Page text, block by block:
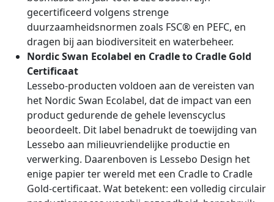
gecertificeerd volgens strenge
duurzaamheidsnormen zoals FSC® en PEFC, en
dragen bij aan biodiversiteit en waterbeheer.
Nordic Swan Ecolabel en Cradle to Cradle Gold
Certificaat
Lessebo-producten voldoen aan de vereisten van
het Nordic Swan Ecolabel, dat de impact van een
product gedurende de gehele levenscyclus
beoordeelt. Dit label benadrukt de toewijding van
Lessebo aan milieuvriendelijke productie en
verwerking. Daarenboven is Lessebo Design het
enige papier ter wereld met een Cradle to Cradle
Gold-certificaat. Wat betekent: een volledig circulair